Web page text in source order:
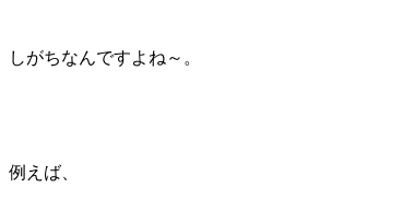
しがちなんですよね～。
例えば、